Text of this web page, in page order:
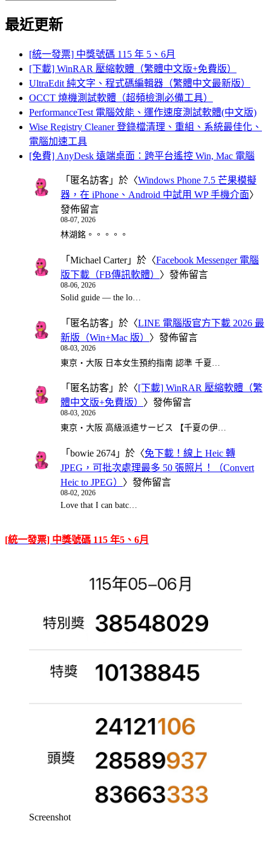
for:
最近更新
[統一發票] 中獎號碼 115 年 5、6月
[下載] WinRAR 壓縮軟體（繁體中文版+免費版）
UltraEdit 純文字、程式碼編輯器（繁體中文最新版）
OCCT 燒機測試軟體（超頻檢測必備工具）
PerformanceTest 電腦效能、運作速度測試軟體(中文版)
Wise Registry Cleaner 登錄檔清理、重組、系統最佳化、
電腦加速工具
[免費] AnyDesk 遠端桌面：跨平台遙控 Win, Mac 電腦
「 匿名訪客 」於〈Windows Phone 7.5 芒果模擬
器，在 iPhone、Android 中試用 WP 手機介面〉
發佈留言
08-07, 2026
林湖銘。。。。。
「 Michael Carter」於〈Facebook Messenger 電腦
版下載（FB傳訊軟體） 〉發佈留言
08-06, 2026
Solid guide — the lo…
「 匿名訪客 」於〈LINE 電腦版官方下載 2026 最
新版（Win+Mac 版） 〉發佈留言
08-03, 2026
東京・大阪 日本女生預約指南 認準 千夏…
「 匿名訪客 」於〈[下載] WinRAR 壓縮軟體（繁
體中文版+免費版） 〉發佈留言
08-03, 2026
東京・大阪 高級派遣サービス 【千夏の伊…
「 bowie 2674 」於〈免下載！線上 Heic 轉
JPEG，可批次處理最多 50 張照片！（Convert
Heic to JPEG） 〉發佈留言
08-02, 2026
Love that I can batc…
[統一發票] 中獎號碼 115 年5、6月
Screenshot